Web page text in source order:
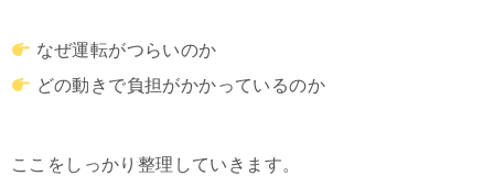
なぜ運転がつらいのか
どの動きで負担がかかっているのか
ここをしっかり整理していきます。